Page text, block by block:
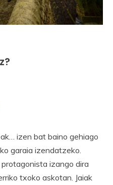
izen bat baino gehiago
garaia izendatzeko.
izango dira
txoko askotan. Jaiak